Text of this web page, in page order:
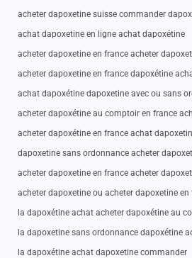
acheter dapoxetine suisse commander
achat dapoxetine en ligne achat dapoxétine
acheter dapoxetine en france acheter
acheter dapoxetine en france dapoxétine
achat dapoxétine dapoxetine avec ou sans
acheter dapoxétine au comptoir en france
acheter dapoxétine en france achat
dapoxetine sans ordonnance acheter
acheter dapoxetine en france acheter
acheter dapoxetine ou acheter dapoxetine en
la dapoxétine achat acheter dapoxétine au
la dapoxetine sans ordonnance dapoxétine
la dapoxétine achat dapoxetine commander